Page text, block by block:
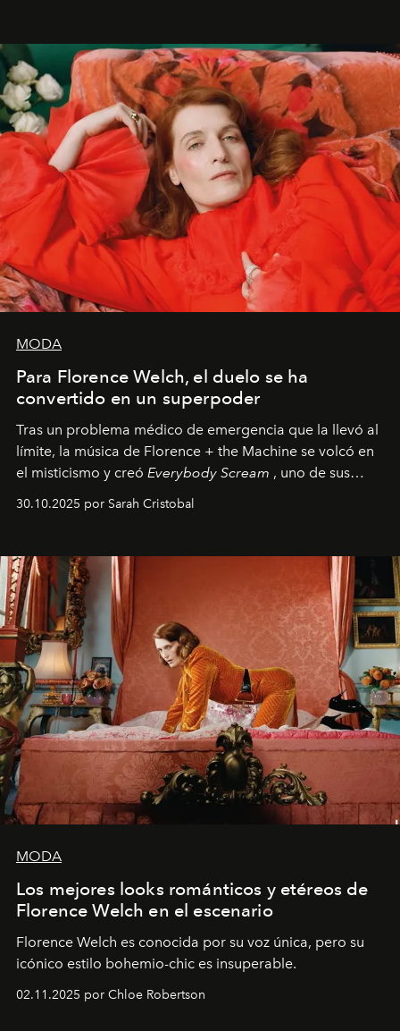
importa si no lo entienden’”, confiesa.
MODA
Para Florence Welch, el duelo se ha
convertido en un superpoder
Tras un problema médico de emergencia que la llevó al
límite, la música de Florence + the Machine se volcó en
el misticismo y creó Everybody Scream , uno de sus
álbumes más profundos hasta la fecha.
30.10.2025 por Sarah Cristobal
MODA
Los mejores looks románticos y etéreos de
Florence Welch en el escenario
Florence Welch es conocida por su voz única, pero su
icónico estilo bohemio-chic es insuperable.
02.11.2025 por Chloe Robertson